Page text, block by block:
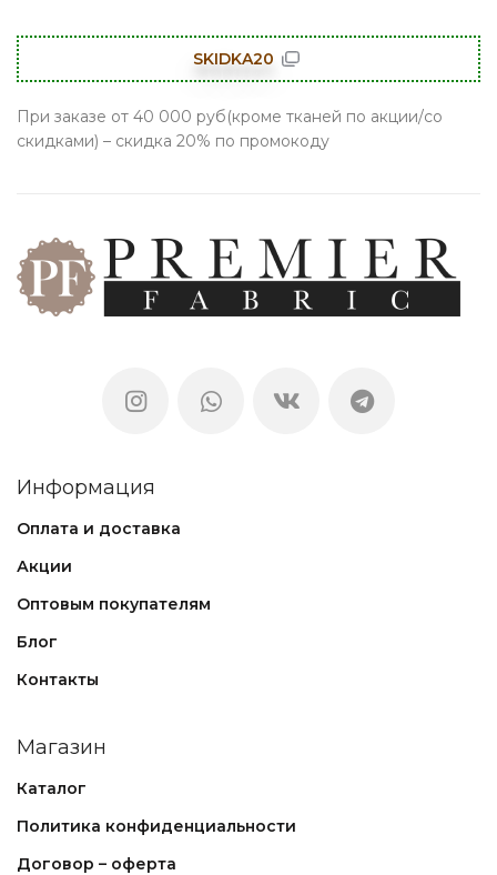
SKIDKA20
При заказе от 40 000 руб(кроме тканей по акции/со
скидками) – скидка 20% по промокоду
Информация
Оплата и доставка
Акции
Оптовым покупателям
Блог
Контакты
Магазин
Каталог
Политика конфиденциальности
Договор – оферта